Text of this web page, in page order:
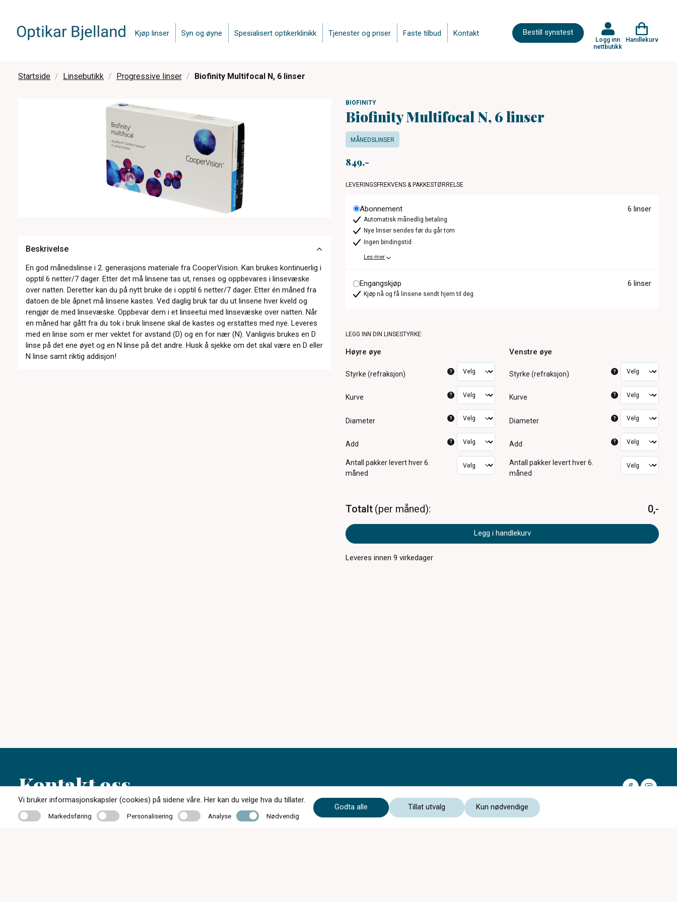
Bestill synstest
Kjøp linser Syn og øyne Spesialisert optikerklinikk Tjenester og priser Faste tilbud Kontakt
Logg inn
nettbutikk
Handlekurv
Startside Linsebutikk Progressive linser Biofinity Multifocal N, 6 linser
Beskrivelse
En god månedslinse i 2. generasjons materiale fra CooperVision. Kan brukes kontinuerlig i
opptil 6 netter/7 dager. Etter det må linsene tas ut, renses og oppbevares i linsevæske
over natten. Deretter kan du på nytt bruke de i opptil 6 netter/7 dager. Etter én måned fra
datoen de ble åpnet må linsene kastes. Ved daglig bruk tar du ut linsene hver kveld og
rengjør de med linsevæske. Oppbevar dem i et linseetui med linsevæske over natten. Når
en måned har gått fra du tok i bruk linsene skal de kastes og erstattes med nye. Leveres
med en linse som er mer vektet for avstand (D) og en for nær (N). Vanligvis brukes en D
linse på det ene øyet og en N linse på det andre. Husk å sjekke om det skal være en D eller
N linse samt riktig addisjon!
BIOFINITY
Biofinity Multifocal N, 6 linser
MÅNEDSLINSER
849
LEVERINGSFREKVENS & PAKKESTØRRELSE
Abonnement 6 linser
Automatisk månedlig betaling
Nye linser sendes før du går tom
Ingen bindingstid
Les mer
Engangskjøp 6 linser
Kjøp nå og få linsene sendt hjem til deg
LEGG INN DIN LINSESTYRKE:
Høyre øye
Styrke (refraksjon) ?
Kurve ?
Diameter ?
Add ?
Antall pakkerlevert hver 6.
måned
Venstre øye
Styrke (refraksjon) ?
Kurve ?
Diameter ?
Add ?
Antall pakkerlevert hver 6.
måned
Totalt per måned 0,-
Legg i handlekurv
Leveres innen9 virkedager
Kontakt oss
56 55 20 50
Vi bruker informasjonskapsler (cookies) på sidene våre. Her kan du velge hva du tillater.
MarkedsføringMarkedsføring PersonaliseringPersonalisering Analyse Analyse Nødvendig Nødvendig
Godta alle Tillat utvalg Kun nødvendige